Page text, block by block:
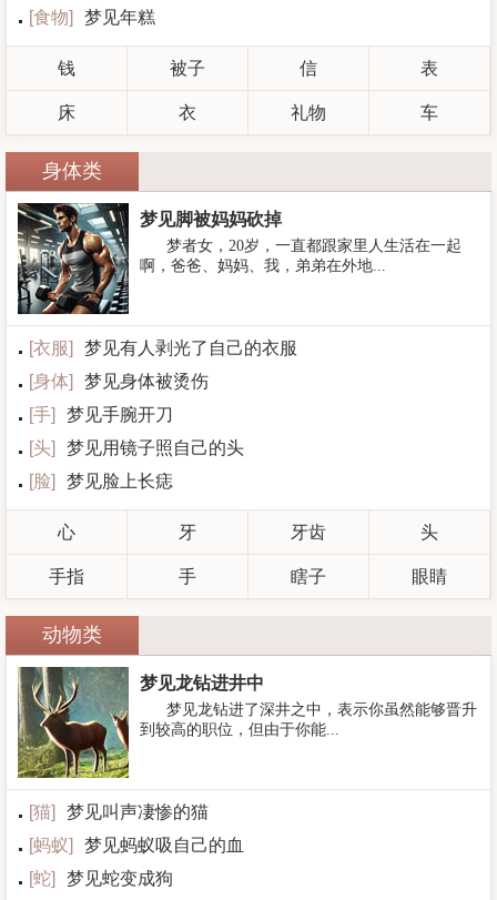
[食物] 梦见年糕
钱 被子 信 表
床 衣 礼物 车
身体类
梦见脚被妈妈砍掉
梦者女，20岁，一直都跟家里人生活在一起
啊，爸爸、妈妈、我，弟弟在外地...
[衣服]
梦见有人剥光了自己的衣服
[身体]
梦见身体被烫伤
[手]
梦见手腕开刀
[头]
梦见用镜子照自己的头
[脸] 梦见脸上长痣
心 牙 牙齿 头
手指 手 瞎子 眼睛
动物类
梦见龙钻进井中
梦见龙钻进了深井之中，表示你虽然能够晋升
到较高的职位，但由于你能...
[猫]
梦见叫声凄惨的猫
[蚂蚁]
梦见蚂蚁吸自己的血
[蛇]
梦见蛇变成狗